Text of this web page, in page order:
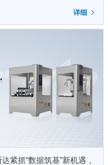
详细
紧抓“数据筑基”新机遇，